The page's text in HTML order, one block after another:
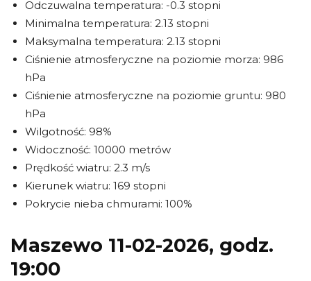
Odczuwalna temperatura: -0.3 stopni
Minimalna temperatura: 2.13 stopni
Maksymalna temperatura: 2.13 stopni
Ciśnienie atmosferyczne na poziomie morza: 986
hPa
Ciśnienie atmosferyczne na poziomie gruntu: 980
hPa
Wilgotność: 98%
Widoczność: 10000 metrów
Prędkość wiatru: 2.3 m/s
Kierunek wiatru: 169 stopni
Pokrycie nieba chmurami: 100%
Maszewo 11-02-2026, godz.
19:00